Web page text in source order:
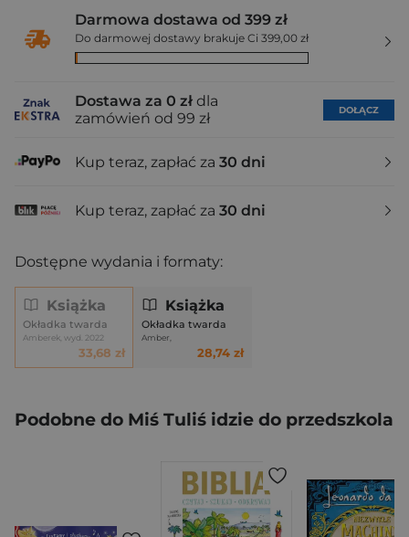
Darmowa dostawa od 399 zł
Do darmowej dostawy brakuje Ci 399,00 zł
Dostawa za 0 zł dla
zamówień od 99 zł
DOŁĄCZ
Kup teraz, zapłać za 30 dni
Kup teraz, zapłać za 30 dni
Dostępne wydania i formaty:
Książka
Okładka twarda
Amberek, wyd. 2022
33,68 zł
Książka
Okładka twarda
Amber,
28,74 zł
Podobne do Miś Tuliś idzie do przedszkola